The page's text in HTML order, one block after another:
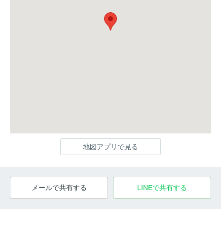
地図アプリで見る
メールで共有する LINEで共有する